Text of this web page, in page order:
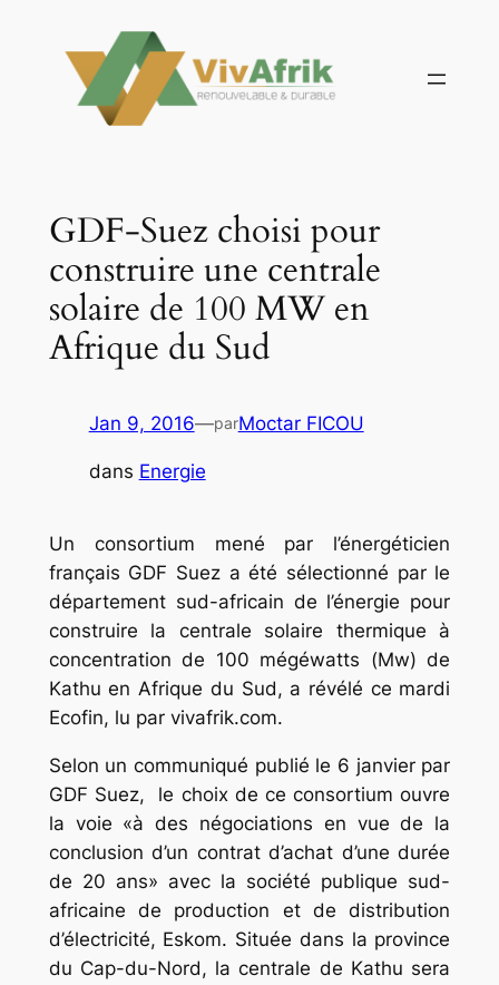
contenu
GDF-Suez choisi pour
construire une centrale
solaire de 100 MW en
Afrique du Sud
Jan 9, 2016—parMoctar FICOU
dans Energie
Un consortium mené par l’énergéticien
français GDF Suez a été sélectionné par le
département sud-africain de l’énergie pour
construire la centrale solaire thermique à
concentration de 100 mégéwatts (Mw) de
Kathu en Afrique du Sud, a révélé ce mardi
Ecofin, lu par vivafrik.com.
Selon un communiqué publié le 6 janvier par
GDF Suez, le choix de ce consortium ouvre
la voie «à des négociations en vue de la
conclusion d’un contrat d’achat d’une durée
de 20 ans» avec la société publique sud-
africaine de production et de distribution
d’électricité, Eskom. Située dans la province
du Cap-du-Nord, la centrale de Kathu sera